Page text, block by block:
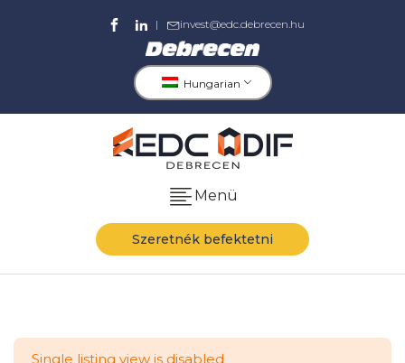
| invest@edc.debrecen.hu
Hungarian
Menü
Szeretnék befektetni
Single listing view is disabled